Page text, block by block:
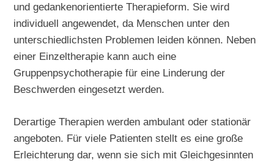
und gedankenorientierte Therapieform. Sie wird
individuell angewendet, da Menschen unter den
unterschiedlichsten Problemen leiden können. Neben
einer Einzeltherapie kann auch eine
Gruppenpsychotherapie für eine Linderung der
Beschwerden eingesetzt werden.
Derartige Therapien werden ambulant oder stationär
angeboten. Für viele Patienten stellt es eine große
Erleichterung dar, wenn sie sich mit Gleichgesinnten